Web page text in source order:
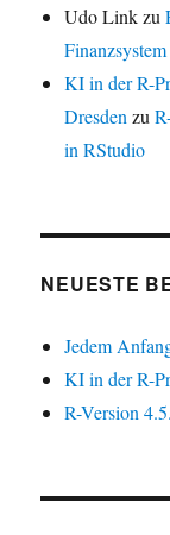
Udo Linkzu
Finanzsystem
KI in der R-
Dresden zu
in RStudio
NEUESTE
Jedem
KI in der R-
R-Version